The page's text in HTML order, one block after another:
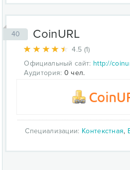
40 CoinURL
4.5 (1)
Официальный сайт: http://
Аудитория: 0 чел.
Специализации: Контекстная,